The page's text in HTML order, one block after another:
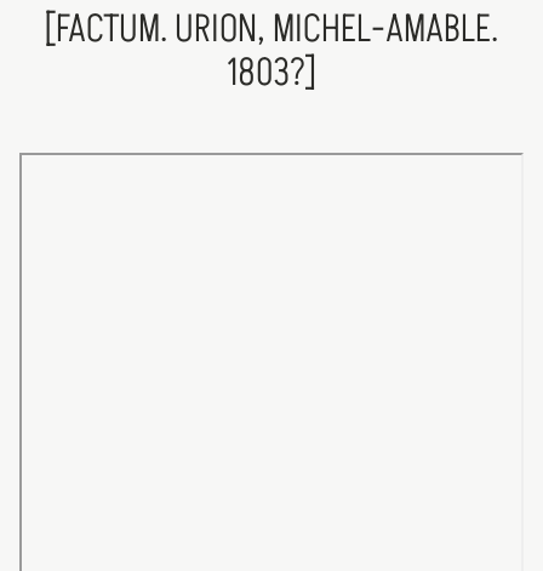
[FACTUM. URION, MICHEL-AMABLE.
1803?]